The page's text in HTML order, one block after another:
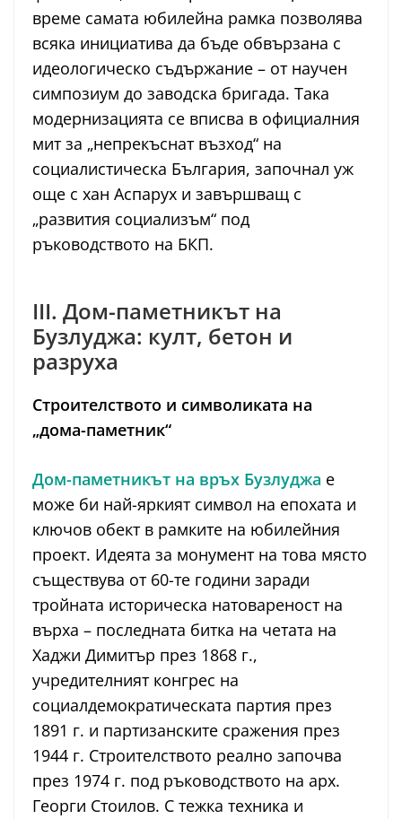
време самата юбилейна рамка позволява
всяка инициатива да бъде обвързана с
идеологическо съдържание – от научен
симпозиум до заводска бригада. Така
модернизацията се вписва в официалния
мит за „непрекъснат възход“ на
социалистическа България, започнал уж
още с хан Аспарух и завършващ с
„развития социализъм“ под
ръководството на БКП.
III. Дом-паметникът на
Бузлуджа: култ, бетон и
разруха
Строителството и символиката на
„дома-паметник“
Дом-паметникът на връх Бузлуджа е
може би най-яркият символ на епохата и
ключов обект в рамките на юбилейния
проект. Идеята за монумент на това място
съществува от 60-те години заради
тройната историческа натовареност на
върха – последната битка на четата на
Хаджи Димитър през 1868 г.,
учредителният конгрес на
социалдемократическата партия през
1891 г. и партизанските сражения през
1944 г. Строителството реално започва
през 1974 г. под ръководството на арх.
Георги Стоилов. С тежка техника и